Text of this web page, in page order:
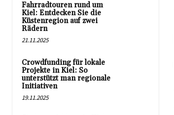
Fahrradtouren rund um
Kiel: Entdecken Sie die
Küstenregion auf zwei
Rädern
21.11.2025
Crowdfunding für lokale
Projekte in Kiel: So
unterstützt man regionale
Initiativen
19.11.2025